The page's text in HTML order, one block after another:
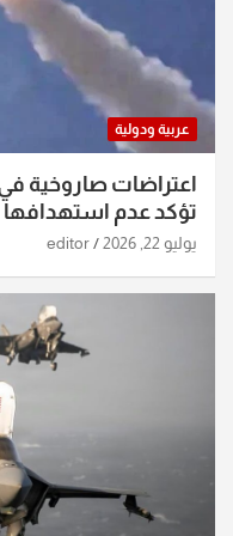
عربية ودولية
اعتراضات صاروخية في
تؤكد عدم استهدافها
يوليو 22, 2026 editor